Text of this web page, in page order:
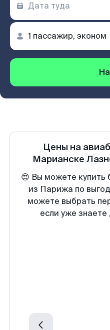
Цены на
Марианске
😍 Вы можете купить
из Парижа по
можете выбрать
если уже